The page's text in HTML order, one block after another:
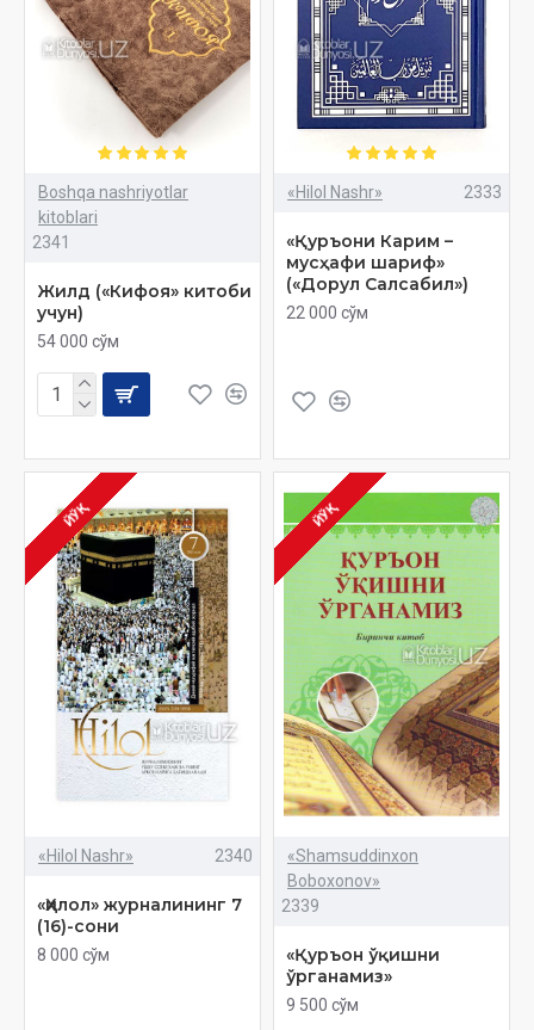
Boshqa nashriyotlar
kitoblari
2341
Жилд («Кифоя» китоби
учун)
54 000 сўм
«Hilol Nashr» 2333
«Қуръони Карим –
мусҳафи шариф»
(«Дорул Салсабил»)
22 000 сўм
ЙЎҚ
«Hilol Nashr» 2340
«Ҳилол» журналининг 7
(16)-сони
8 000 сўм
ЙЎҚ
«Shamsuddinxon
Boboxonov»
2339
«Қуръон ўқишни
ўрганамиз»
9 500 сўм